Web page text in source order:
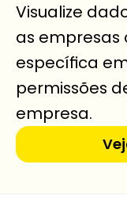
Visualize
as empresas
específica
permissões
empresa.